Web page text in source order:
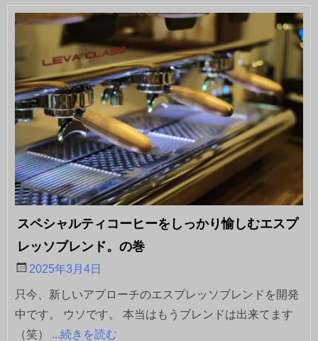
スペシャルティコーヒーをしっかり愉しむエスプ
レッソブレンド。の巻
2025年3月4日
只今、新しいアプローチのエスプレッソブレンドを開発
中です。 ウソです。 本当はもうブレンドは出来てます
（笑） ...続きを読む